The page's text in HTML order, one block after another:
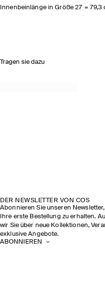
Innenbeinlänge in Größe 27 =
Tragen sie dazu
DER NEWSLETTER VON COS
Abonnieren Sie unseren
Ihre erste Bestellung zu erhalten.
wir Sie über neue Kollektionen,
exklusive Angebote.
ABONNIEREN